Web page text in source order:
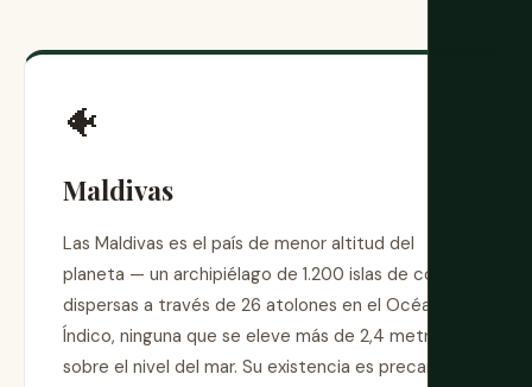
🐠
Maldivas
Las Maldivas es el país de menor altitud del
planeta — un archipiélago de 1.200 islas de coral
dispersas a través de 26 atolones en el Océano
Índico, ninguna que se eleve más de 2,4 metros
sobre el nivel del mar. Su existencia es precaria y